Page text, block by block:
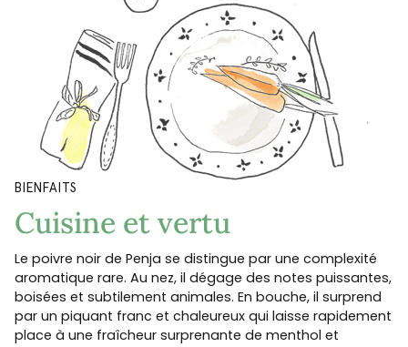
BIENFAITS
Cuisine et vertu
Le poivre noir de Penja se distingue par une complexité
aromatique rare. Au nez, il dégage des notes puissantes,
boisées et subtilement animales. En bouche, il surprend
par un piquant franc et chaleureux qui laisse rapidement
place à une fraîcheur surprenante de menthol et